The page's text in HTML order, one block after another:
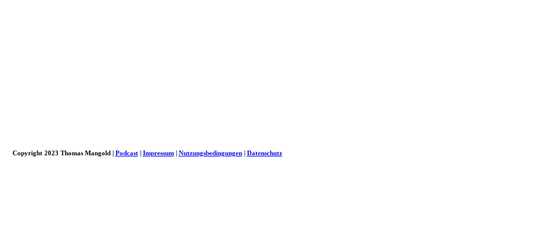
Copyright 2023 Thomas Mangold | Podcast| Impressum| Nutzungsbedingungen| Datenschutz